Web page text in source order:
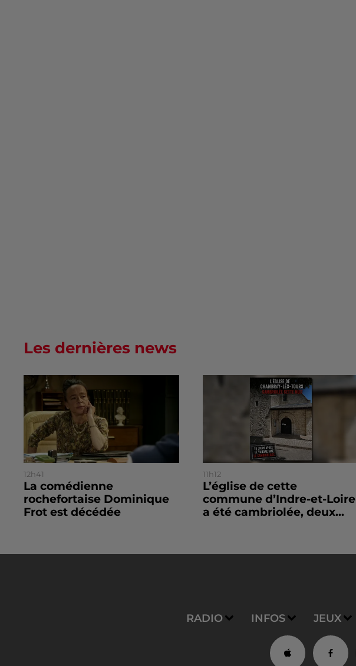
Les dernières news
12h41
La comédienne
rochefortaise Dominique
Frot est décédée
11h12
L’église de cette
commune d’Indre-et-Loire
a été cambriolée, deux...
RADIO INFOS JEUX